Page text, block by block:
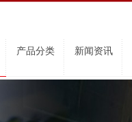
产品分类 新闻资讯